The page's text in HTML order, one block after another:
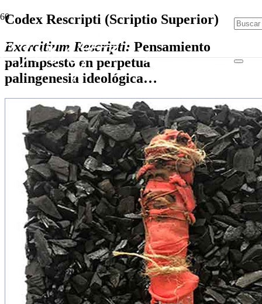
Codex Rescripti (Scriptio Superior)
Exercitium Rescripti: Pensamiento
palimpsesto en perpetua
palingenesia ideológica…